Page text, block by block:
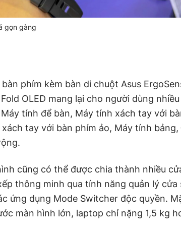
gọn gàng
phím kèm bàn di chuột Asus
OLED mang lại cho người dùng
tính để bàn, Máy tính xách tay với
tay với bàn phím ảo, Máy tính
cũng có thể được chia thành nhiều
thông minh qua tính năng quản lý cửa
ứng dụng Mode Switcher độc quyền.
màn hình lớn, laptop chỉ nặng 1,5 kg